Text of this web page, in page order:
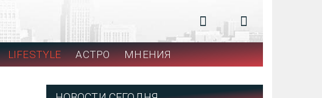
LIFESTYLE АСТРО МНЕНИЯ